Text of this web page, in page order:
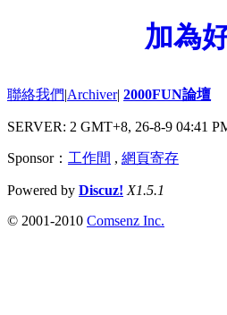
加為
聯絡我們|Archiver| 2000FUN論壇
SERVER: 2 GMT+8, 26-8-9 04:41
Sponsor： 工作間 , 網頁寄存
Powered by Discuz! X1.5.1
© 2001-2010 Comsenz Inc.